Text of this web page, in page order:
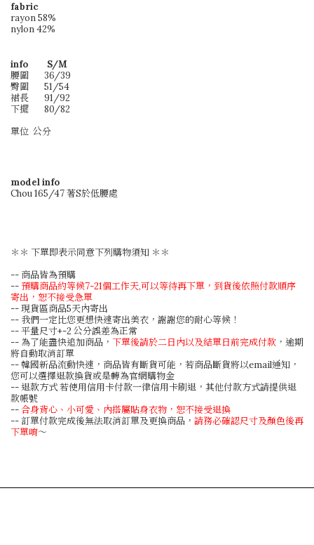
fabric
rayon 58%
nylon 42%
info S/M
腰圍
36/39
臀圍
51/54
裙長
91/92
下擺
80/82
單位 公分
model info
Chou 165/47著S於低腰處
＊＊ 下單即表示同意下列購物須知 ＊＊
-- 商品皆為預購
-- 預購商品約等候7-21個工作天,可以等待再下單，到貨後依照付款順序
寄出，恕不接受急單
-- 現貨區商品5天內寄出
-- 我們一定比您更想快速寄出美衣，謝謝您的耐心等候！
-- 平量尺寸+-2 公分誤差為正常
-- 為了能盡快追加商品， 下單後請於二日內以及結單日前完成付款 ，逾期
將自動取消訂單
-- 韓國新品流動快速，商品皆有斷貨可能，若商品斷貨將以email通知，
您可以選擇退款換貨或是轉為官網購物金
-- 退款方式 若使用信用卡付款一律信用卡刷退，其他付款方式請提供退
款帳號
--合身背心、小可愛、內搭屬貼身衣物，恕不接受退換
-- 訂單付款完成後無法取消訂單及更換商品， 請務必確認尺寸及顏色後再
下單唷～